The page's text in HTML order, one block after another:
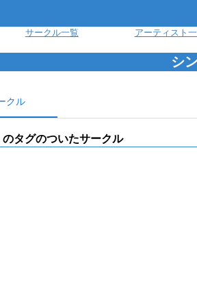
サークル一覧 アーティスト
シ
クル
のタグのついたサークル